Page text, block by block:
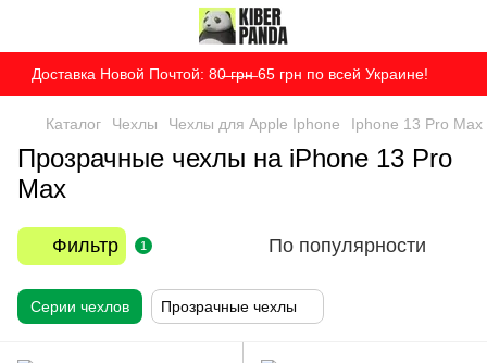
Доставка Новой Почтой: 80̶ ̶г̶р̶н̶ 65 грн по всей Украине!
Каталог Чехлы Чехлы для Apple Iphone Iphone 13 Pro Max
Прозрачные чехлы на iPhone 13 Pro
Max
Фильтр 1 По популярности
Серии чехлов Прозрачные чехлы